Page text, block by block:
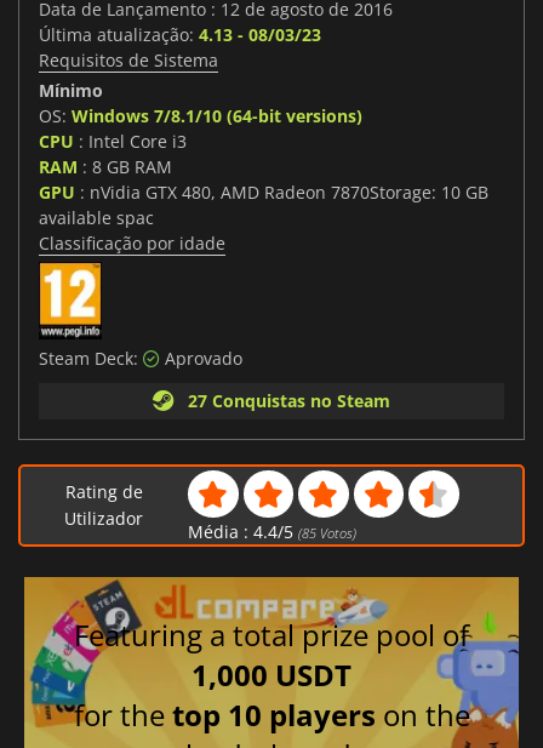
Data de Lançamento : 12 de agosto de 2016
Última atualização: 4.13 - 08/03/23
Requisitos de Sistema
Mínimo
OS: Windows 7/8.1/10 (64-bit versions)
CPU : Intel Core i3
RAM : 8 GB RAM
GPU : nVidia GTX 480, AMD Radeon 7870Storage: 10 GB
available spac
Classificação por idade
Steam Deck:
Aprovado
27 Conquistas no Steam
Rating de
Utilizador
Média : 4.4/5 (85Votos)
Featuring a total prize pool of
1,000 USDT
for thetop 10 players on the